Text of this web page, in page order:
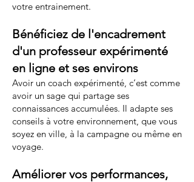
votre entrainement.
Bénéficiez de l'encadrement
d'un professeur expérimenté
en ligne et ses environs
Avoir un coach expérimenté, c’est comme
avoir un sage qui partage ses
connaissances accumulées. Il adapte ses
conseils à votre environnement, que vous
soyez en ville, à la campagne ou même en
voyage.
Améliorer vos performances,